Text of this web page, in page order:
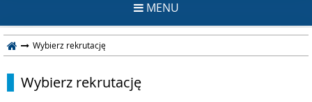
MENU
Wybierz rekrutację
Wybierz rekrutację